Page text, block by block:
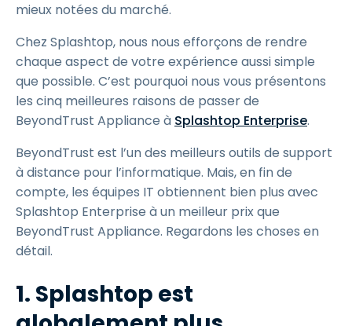
mieux notées du marché.
Chez Splashtop, nous nous efforçons de rendre
chaque aspect de votre expérience aussi simple
que possible. C’est pourquoi nous vous présentons
les cinq meilleures raisons de passer de
BeyondTrust Appliance à Splashtop Enterprise.
BeyondTrust est l’un des meilleurs outils de support
à distance pour l’informatique. Mais, en fin de
compte, les équipes IT obtiennent bien plus avec
Splashtop Enterprise à un meilleur prix que
BeyondTrust Appliance. Regardons les choses en
détail.
1. Splashtop est